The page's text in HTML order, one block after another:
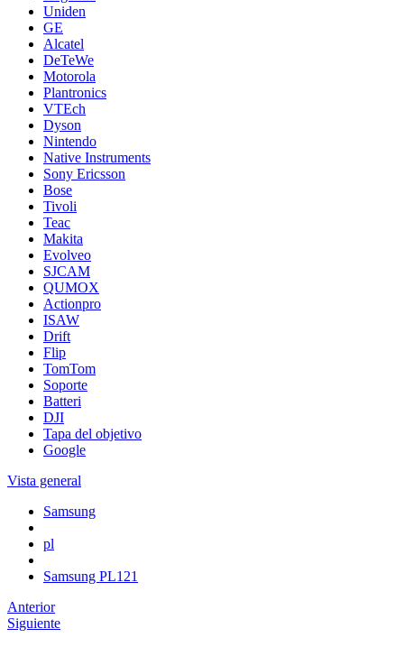
Uniden
GE
Alcatel
DeTeWe
Motorola
Plantronics
VTEch
Dyson
Nintendo
Native Instruments
Sony Ericsson
Bose
Tivoli
Teac
Makita
Evolveo
SJCAM
QUMOX
Actionpro
ISAW
Drift
Flip
TomTom
Soporte
Batteri
DJI
Tapa del objetivo
Google
Vista general
Samsung
pl
Samsung PL121
Anterior
Siguiente